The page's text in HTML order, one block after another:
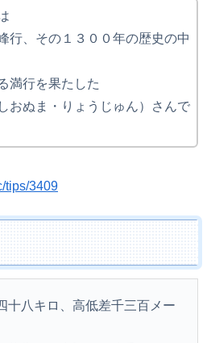
行、その１３００年の歴史の中
満行を果たした
おぬま・りょうじゅん）さんで
tips/3409
十八キロ、高低差千三百メー